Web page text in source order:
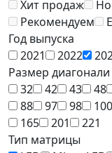
Хит продаж
Рекомендуем
Год выпуска
2021
2022
Размер
32
42 43 48
88
97 98 100
165
201
221
Тип матрицы